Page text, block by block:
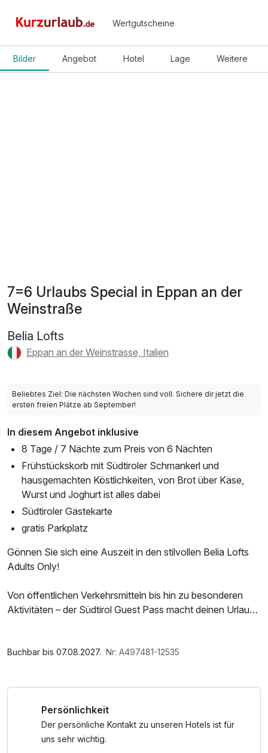
Wertgutscheine
Bilder Angebot Hotel Lage Weitere
7=6 Urlaubs Special in Eppan an der
Weinstraße
Belia Lofts
Eppan an der Weinstrasse, Italien
Beliebtes Ziel: Die nächsten Wochen sind voll. Sichere dir jetzt die
ersten freien Plätze ab September!
In diesem Angebot inklusive
8 Tage / 7 Nächte zum Preis von 6 Nächten
Frühstückskorb mit Südtiroler Schmankerl und
hausgemachten Köstlichkeiten, von Brot über Käse,
Wurst und Joghurt ist alles dabei
Südtiroler Gästekarte
gratis Parkplatz
Gönnen Sie sich eine Auszeit in den stilvollen Belia Lofts
Adults Only!
Von öffentlichen Verkehrsmitteln bis hin zu besonderen
Aktivitäten – der Südtirol Guest Pass macht deinen Urlaub
Vorteile. Genießen Sie die wunderschöne Umgebung in
Schließlich ist die Landeshauptstadt Bozen mit dem E-Bike
in knapp 20 Minuten erreichbar. Genauso die Badeseen
Montiggler See und auch der Kalterer See. Die besten
Buchbar bis 07.08.2027. Nr: A497481-12535
Persönlichkeit
Der persönliche Kontakt zu unseren Hotels ist für
uns sehr wichtig.